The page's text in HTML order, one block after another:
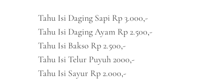
Tahu Isi Daging Sapi Rp 3.000,-
Tahu Isi Daging Ayam Rp 2.500,-
Tahu Isi Bakso Rp 2.500,-
Tahu Isi Telur Puyuh 2000,-
Tahu Isi Sayur Rp 2.000,-